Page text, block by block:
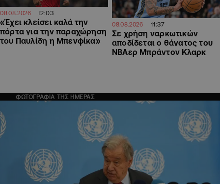
08.08.2026 12:03
«Έχει κλείσει καλά την
πόρτα για την παραχώρηση
του Παυλίδη η Μπενφίκα»
08.08.2026 11:37
Σε χρήση ναρκωτικών
αποδίδεται ο θάνατος του
ΝΒΑερ Μπράντον Κλαρκ
ΦΩΤΟΓΡΑΦΙΑ ΤΗΣ ΗΜΕΡΑΣ